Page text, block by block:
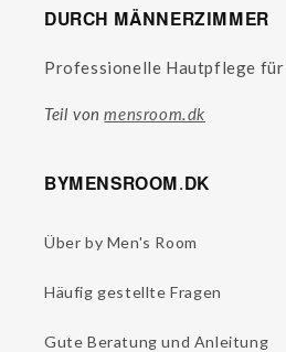
DURCH MÄNNERZIMMER
Professionelle Hautpflege
Teil von mensroom.dk
BYMENSROOM.DK
Über by Men's Room
Häufig gestellte Fragen
Gute Beratung und Anleitung